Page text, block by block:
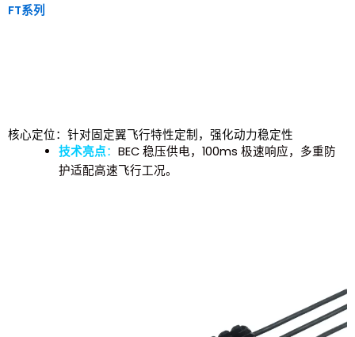
FT系列
核心定位：针对固定翼飞行特性定制，强化动力稳定性
技术亮点： BEC 稳压供电，100ms 极速响应，多重防
护适配高速飞行工况。